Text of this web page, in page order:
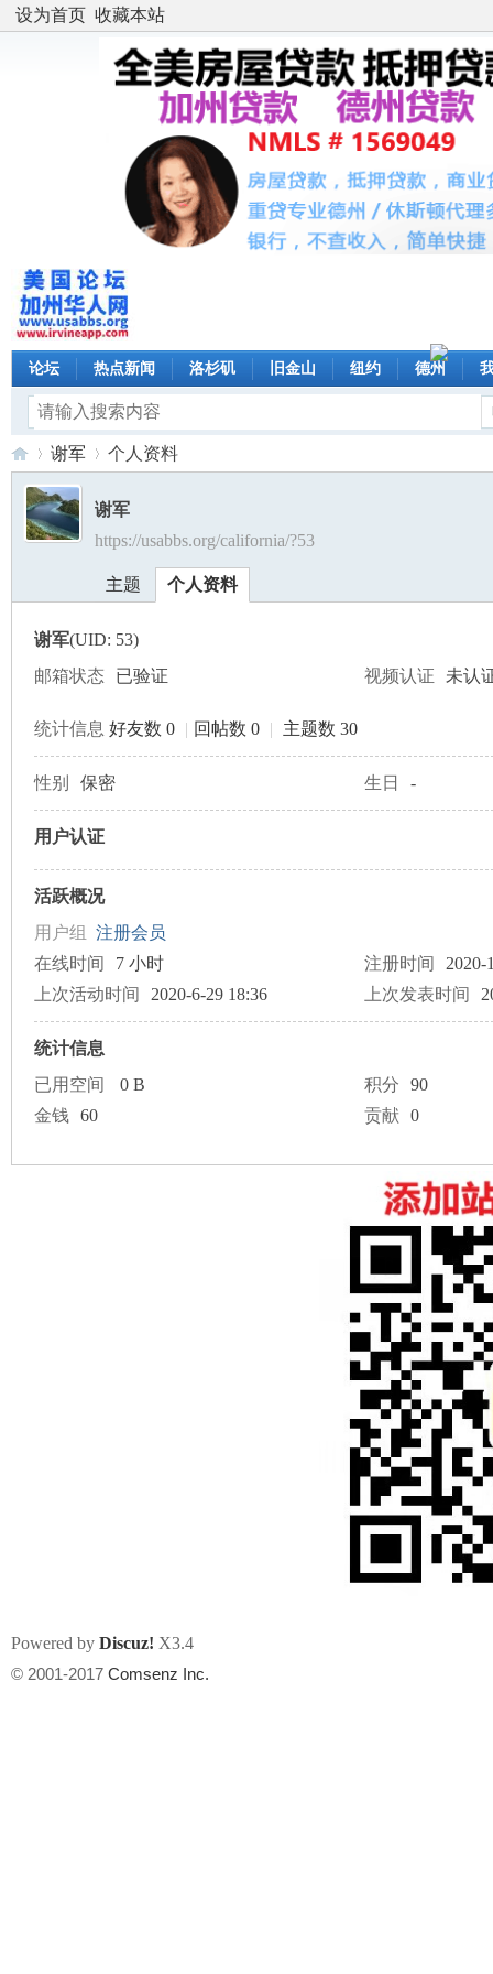
设为首页 收藏本站
论坛 热点新闻 洛杉矶 旧金山 纽约 德州
美
州
›
谢军 个人资料
谢军
https://usabbs.org/california/?53
主题 个人资料
谢军(UID: 53)
邮箱状态
已验证 视频认证 未认
统计信息 好友数 0 | 回帖数 0 | 主题数 30
性别 保密 生日 -
用户认证
活跃概况
用户组 注册会员
在线时间
7 小时 注册时间
2020-
上次活动时间
2020-6-29 18:36 上次发表时间
统计信息
已用空间
0 B 积分
90
金钱
60 贡献 0
Powered by Discuz! X3.4
© 2001-2017 Comsenz Inc.